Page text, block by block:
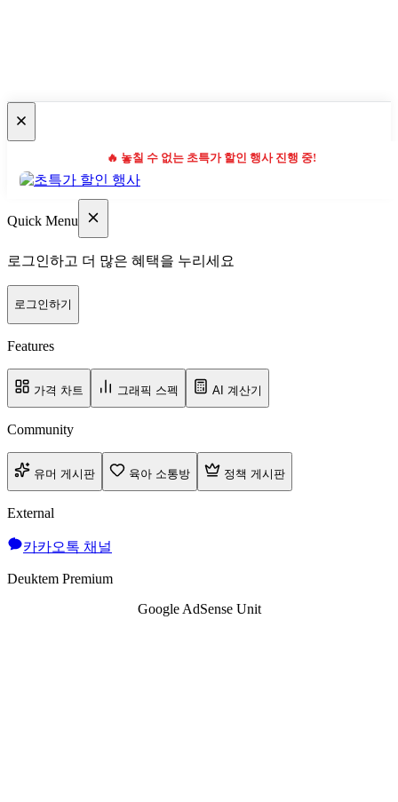
🔥 놓칠 수 없는 초특가 할인 행사 진행 중!
Quick Menu
로그인하고 더 많은 혜택을 누리세요
로그인하기
Features
가격 차트 그래픽 스펙 AI 계산기
Community
유머 게시판 육아 소통방 정책 게시판
External
카카오톡 채널
Deuktem Premium
Google AdSense Unit